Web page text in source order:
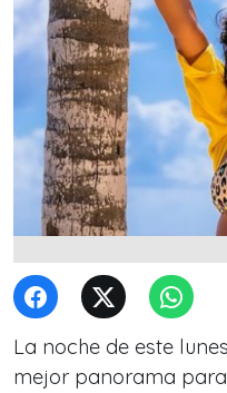
La noche de este
mejor panorama